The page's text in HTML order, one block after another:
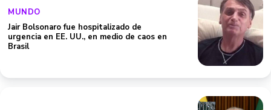
MUNDO
Jair Bolsonaro fue hospitalizado de
urgencia en EE. UU., en medio de caos en
Brasil